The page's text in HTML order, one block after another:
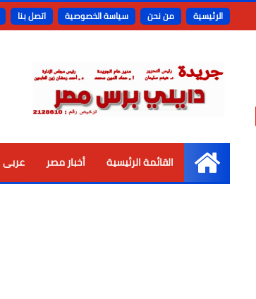
الرئيسية من نحن سياسة الخصوصية اتصل بنا
الرئيسية
القائمة الرئيسية أخبار مصر عربى